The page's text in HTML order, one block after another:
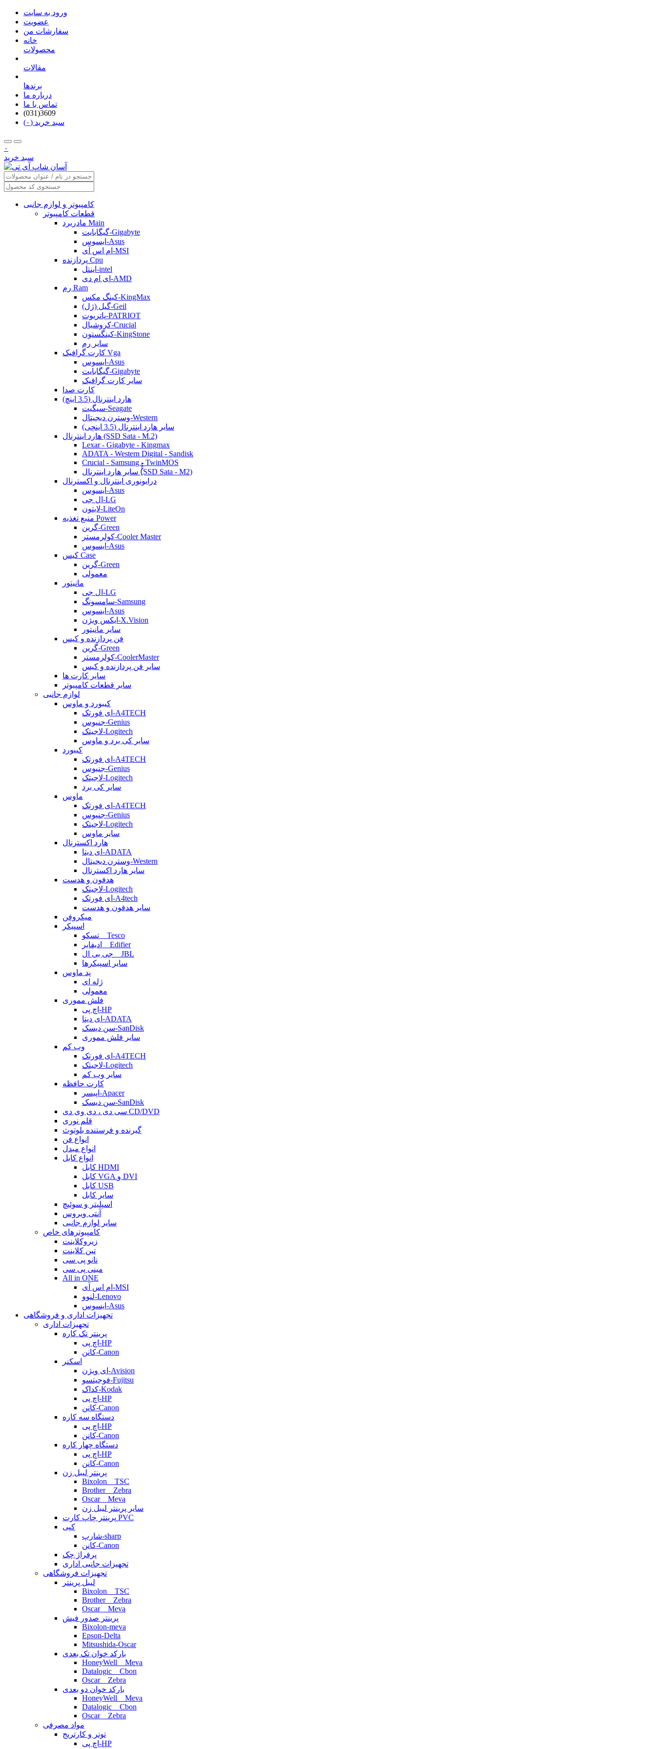
ورود به سایت
عضویت
سفارشات من
خانه
محصولات
مقالات
برندها
درباره ما
تماس با ما
(031)3609
سبد خرید (۰)
۰
سبد خرید
کامپیوتر و لوازم جانبی
قطعات کامپیوتر
مادربرد Main
گیگابایت-Gigabyte
ایسوس-Asus
ام اس آی-MSI
پردازنده Cpu
اینتل-intel
ای ام دی-AMD
رم Ram
کینگ مکس-KingMax
گیل (ژل)-Geil
پاتریوت-PATRIOT
کروشیال-Crucial
کینگستون-KingStone
سایر رم
کارت گرافیک Vga
ایسوس-Asus
گیگابایت-Gigabyte
سایر کارت گرافیک
کارت صدا
هارد اینترنال (3.5 اینچ)
سیگیت-Seagate
وسترن دیجیتال-Western
سایر هارد اینترنال (3.5 اینچی)
هارد اینترنال (SSD Sata - M.2)
Lexar - Gigabyte - Kingmax
ADATA - Western Digital - Sandisk
Crucial - Samsung - TwinMOS
سایر هارد اینترنال (ُُُِSSD Sata - M2)
درایونوری اینترنال و اکسترنال
ایسوس-Asus
ال جی-LG
لایتون-LiteOn
منبع تغذیه Power
گرین-Green
کولرمستر-Cooler Master
ایسوس-Asus
کیس Case
گرین-Green
معمولی
مانیتور
ال جی-LG
سامسونگ-Samsung
ایسوس-Asus
ایکس ویژن-X.Vision
سایر مانیتور
فن پردازنده و کیس
گرین-Green
کولرمستر-CoolerMaster
سایر فن پردازنده و کیس
سایر کارت ها
سایر قطعات کامپیوتر
لوازم جانبی
کیبورد و ماوس
ای فورتک-A4TECH
جنیوس-Genius
لاجیتک-Logitech
سایر کی برد و ماوس
کیبورد
ای فورتک-A4TECH
جنیوس-Genius
لاجیتک-Logitech
سایر کی برد
ماوس
ای فورتک-A4TECH
جنیوس-Genius
لاجیتک-Logitech
سایر ماوس
هارد اکسترنال
ای دیتا-ADATA
وسترن دیجیتال-Western
سایر هارد اکسترنال
هدفون و هدست
لاجیتک-Logitech
ای فورتک-A4tech
سایر هدفون و هدست
میکروفن
اسپیکر
تسکو _ Tesco
ادیفایر _ Edifier
جی بی ال _ JBL
سایر اسپیکرها
پد ماوس
ژله ای
معمولی
فلش مموری
اچ پی-HP
ای دیتا-ADATA
سن دیسک-SanDisk
سایر فلش مموری
وب کم
ای فورتک-A4TECH
لاجیتک-Logitech
سایر وب کم
کارت حافظه
اپیسر-Apacer
سن دیسک-SanDisk
سی دی ، دی وی دی CD/DVD
قلم نوری
گیرنده و فرستنده بلوتوث
انواع فن
انواع مبدل
انواع کابل
کابل HDMI
کابل VGA و DVI
کابل USB
سایر کابل
اسپلیتر و سوئیچ
آنتی ویروس
سایر لوازم جانبی
کامپیوترهای خاص
زیروکلاینت
تین کلاینت
نانو پی سی
مینی پی سی
All in ONE
ام اس آی-MSI
لنوو-Lenovo
ایسوس-Asus
تجهیزات اداری و فروشگاهی
تجهیزات اداری
پرینتر تک کاره
اچ پی-HP
کانن-Canon
اسکنر
ای ویژن-Avision
فوجیتسو-Fujitsu
کداک-Kodak
اچ پی-HP
کانن-Canon
دستگاه سه کاره
اچ پی-HP
کانن-Canon
دستگاه چهار کاره
اچ پی-HP
کانن-Canon
پرینتر لیبل زن
Bixolon _ TSC
Brother _ Zebra
Oscar _ Meva
سایر پرینتر لیبل زن
پرینتر چاپ کارت PVC
کپی
شارپ-sharp
کانن-Canon
پرفراژ چک
تجهیزات جانبی اداری
تجهیزات فروشگاهی
لیبل پرینتر
Bixolon _ TSC
Brother _ Zebra
Oscar _ Meva
پرینتر صدور فیش
Bixolon-meva
Epson-Delta
Mitsushida-Oscar
بارکد خوان تک بعدی
HoneyWell _ Meva
Datalogic _ Cbon
Oscar _ Zebra
بارکد خوان دو بعدی
HoneyWell _ Meva
Datalogic _ Cbon
Oscar _ Zebra
مواد مصرفی
تونر و کارتریج
اچ پی-HP